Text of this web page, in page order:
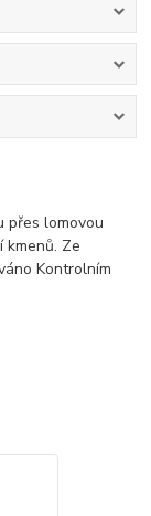
přes lomovou
kmenů. Ze
Kontrolním